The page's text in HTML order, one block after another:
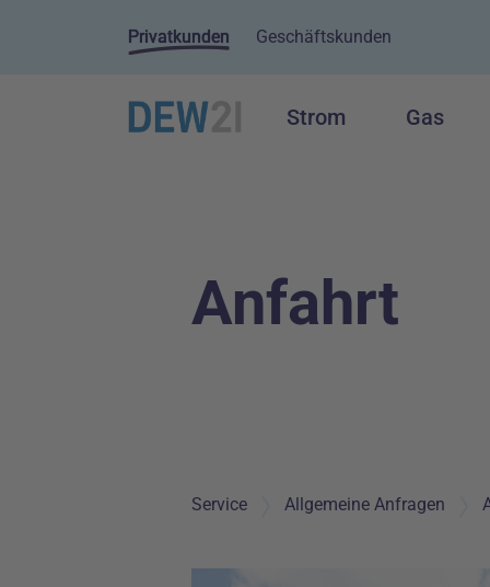
Privatkunden Geschäftskunden
Hauptnavigation Strom Gas
Anfahrt
Service Allgemeine Anfragen